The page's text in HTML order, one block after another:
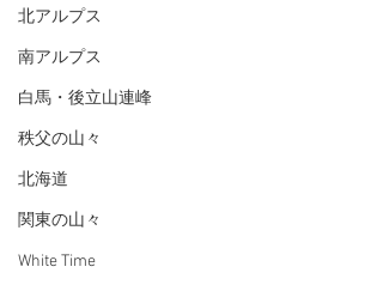
北アルプス
南アルプス
白馬・後立山連峰
秩父の山々
北海道
関東の山々
White Time